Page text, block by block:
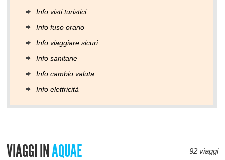
Info visti turistici
Info fuso orario
Info viaggiare sicuri
Info sanitarie
Info cambio valuta
Info elettricità
VIAGGI INAQUAE 92 viaggi